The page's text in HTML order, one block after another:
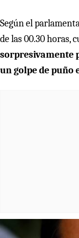
Según el
de las 00.30 horas,
sorpresivamente
un golpe de puño